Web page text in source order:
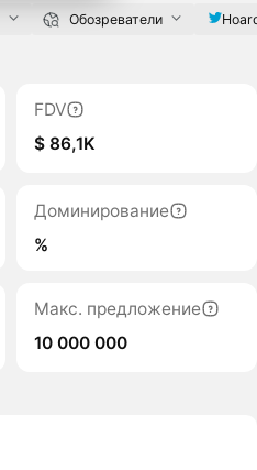
Обозреватели
FDV
$ 86,1K
Доминирование
%
Макс. предложение
10 000 000